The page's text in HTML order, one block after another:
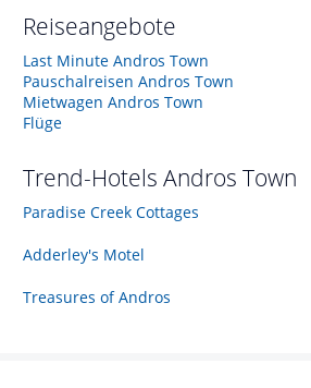
Reiseangebote
Last Minute Andros Town
Pauschalreisen Andros Town
Mietwagen Andros Town
Flüge
Trend-Hotels Andros Town
Paradise Creek Cottages
Adderley's Motel
Treasures of Andros